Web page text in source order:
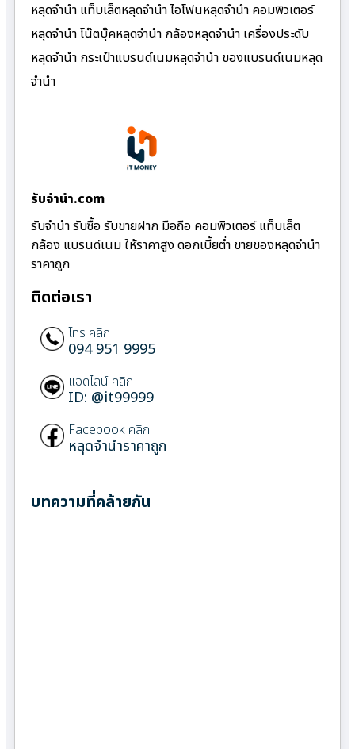
หลุดจำนำ แท็บเล็ตหลุดจำนำ ไอโฟนหลุดจำนำ คอมพิวเตอร์
หลุดจำนำ โน๊ตบุ๊คหลุดจำนำ กล้องหลุดจำนำ เครื่องประดับ
หลุดจำนำ กระเป๋าแบรนด์เนมหลุดจำนำ ของแบรนด์เนมหลุด
จำนำ
รับจํานํา.com
รับจำนำ รับซื้อ รับขายฝาก มือถือ คอมพิวเตอร์ แท็บเล็ต
กล้อง แบรนด์เนม ให้ราคาสูง ดอกเบี้ยต่ำ ขายของหลุดจำนำ
ราคาถูก
ติดต่อเรา
โทร คลิก
094 951 9995
แอดไลน์ คลิก
ID: @it99999
Facebook คลิก
หลุดจำนำราคาถูก
บทความที่คล้ายกัน